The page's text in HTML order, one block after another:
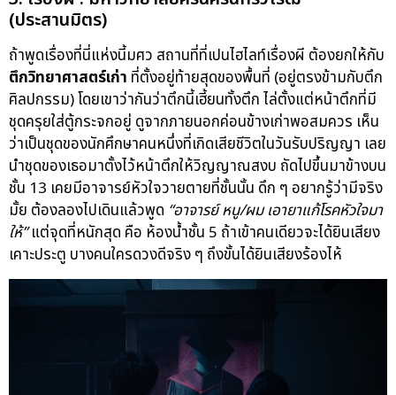
(ประสานมิตร)
ถ้าพูดเรื่องที่นี่แห่งนี้มศว สถานที่ที่เปนไฮไลท์เรื่องผี ต้องยกให้กับ
ตึกวิทยาศาสตร์เก่า ที่ตั้งอยู่ท้ายสุดของพื้นที่ (อยู่ตรงข้ามกับตึก
ศิลปกรรม) โดยเขาว่ากันว่าตึกนี้เฮี้ยนทั้งตึก ไล่ตั้งแต่หน้าตึกที่มี
ชุดครุยใส่ตู้กระจกอยู่ ดูจากภายนอกค่อนข้างเก่าพอสมควร เห็น
ว่าเป็นชุดของนักศึกษาคนหนึ่งที่เกิดเสียชีวิตในวันรับปริญญา เลย
นำชุดของเธอมาตั้งไว้หน้าตึกให้วิญญาณสงบ ถัดไปขึ้นมาข้างบน
ชั้น 13 เคยมีอาจารย์หัวใจวายตายที่ชั้นนั้น ดึก ๆ อยากรู้ว่ามีจริง
มั้ย ต้องลองไปเดินแล้วพูด “อาจารย์ หนู/ผม เอายาแก้โรคหัวใจมา
ให้”แต่จุดที่หนักสุด คือ ห้องน้ำชั้น 5 ถ้าเข้าคนเดียวจะได้ยินเสียง
เคาะประตู บางคนใครดวงดีจริง ๆ ถึงขั้นได้ยินเสียงร้องไห้